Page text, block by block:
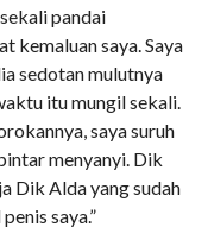
pandai
kemaluan saya. Saya
sedotan mulutnya
itu mungil sekali.
saya suruh
menyanyi. Dik
Dik Alda yang sudah
saya.”